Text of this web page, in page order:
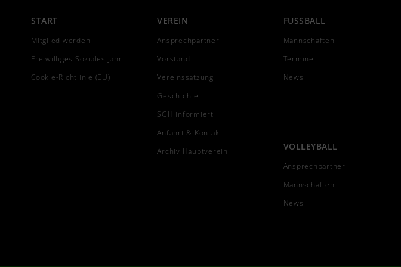
START
Mitglied werden
Freiwilliges Soziales Jahr
Cookie-Richtlinie (EU)
VEREIN
Ansprechpartner
Vorstand
Vereinssatzung
Geschichte
SGH informiert
Anfahrt & Kontakt
Archiv Hauptverein
FUSSBALL
Mannschaften
Termine
News
VOLLEYBALL
Ansprechpartner
Mannschaften
News